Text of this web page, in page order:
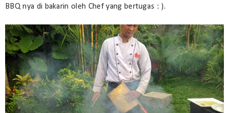
BBQ nya di bakarin oleh Chef yang bertugas : ).